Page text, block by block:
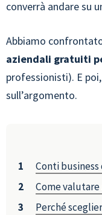
converrà andare su
Abbiamo
aziendali gratuiti
professionisti). E
sull’argomento.
Conti
Come
Perché